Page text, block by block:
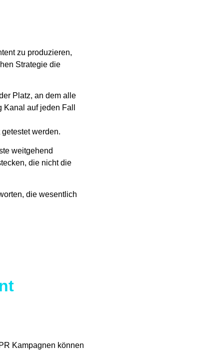
zu produzieren,
Strategie die
Platz, an dem alle
auf jeden Fall
werden.
weitgehend
die nicht die
die wesentlich
Kampagnen können